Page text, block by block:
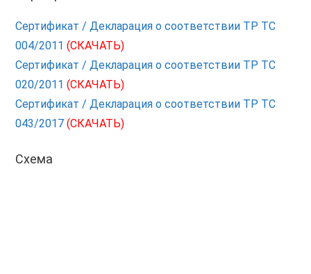
Сертификат / Декларация о соответствии ТР ТС
004/2011(СКАЧАТЬ)
Сертификат / Декларация о соответствии ТР ТС
020/2011(СКАЧАТЬ)
Сертификат / Декларация о соответствии ТР ТС
043/2017(СКАЧАТЬ)
Схема